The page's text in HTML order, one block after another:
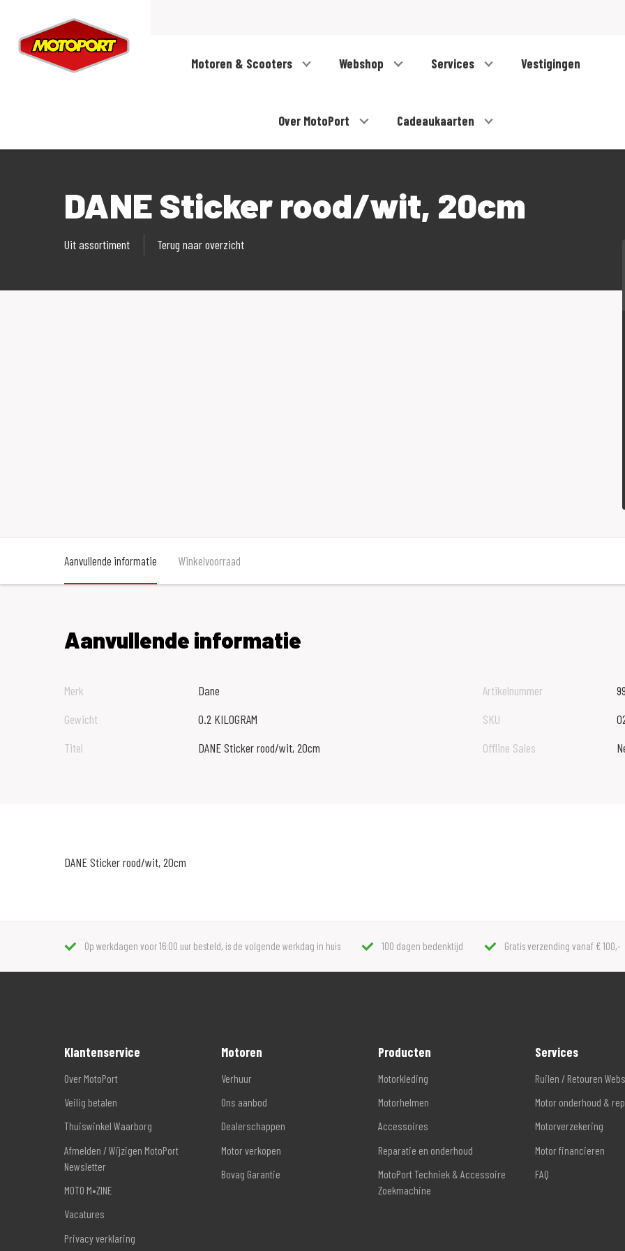
Motoren & Scooters Webshop Services Vestigingen
Over MotoPort Cadeaukaarten
DANE Sticker rood/wit, 20cm
Uit assortiment Terug naar overzicht
Aanvullende informatie Winkelvoorraad
Aanvullende informatie
Merk
Dane
Gewicht
0.2 KILOGRAM
Titel
DANE Sticker rood/wit, 20cm
Artikelnummer
SKU
Offline Sales
DANE Sticker rood/wit, 20cm
Op werkdagen voor 16:00 uur besteld, is de volgende werkdag in huis 100 dagen bedenktijd Gratis verzending vanaf € 100,-
Klantenservice
Over MotoPort
Veilig betalen
Thuiswinkel Waarborg
Afmelden / Wijzigen MotoPort
Newsletter
MOTO M•ZINE
Vacatures
Privacy verklaring
Motoren
Verhuur
Ons aanbod
Dealerschappen
Motor verkopen
Bovag Garantie
Producten
Motorkleding
Motorhelmen
Accessoires
Reparatie en onderhoud
MotoPort Techniek & Accessoire
Zoekmachine
Services
Ruilen / Retouren
Motor onderhoud &
Motorverzekering
Motor financieren
FAQ